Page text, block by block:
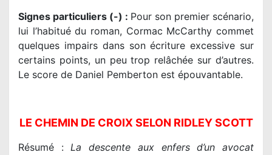
Signes particuliers (-) : Pour son premier scénario,
lui l’habitué du roman, Cormac McCarthy commet
quelques impairs dans son écriture excessive sur
certains points, un peu trop relâchée sur d’autres.
Le score de Daniel Pemberton est épouvantable.
LE CHEMIN DE CROIX SELON RIDLEY SCOTT
Résumé :La descente aux enfers d’un avocat